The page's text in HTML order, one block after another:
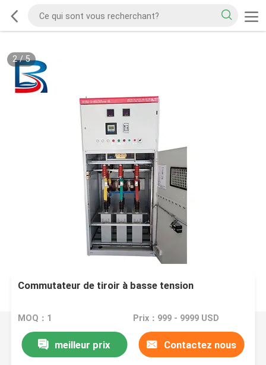
2/5
Commutateur de tiroir à basse tension
MOQ：1 Prix：999 - 9999 USD
meilleur prix Contactez nous